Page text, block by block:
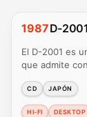
1987D-2001
El D-2001 es
que admite
CD JAPÓN
HI-FI DESKTOP